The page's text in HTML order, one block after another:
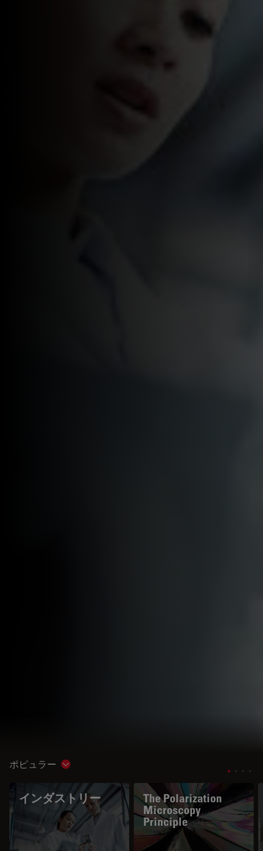
ポピュラー Show subnavigation
インダストリー
The Polarization
Microscopy
Principle